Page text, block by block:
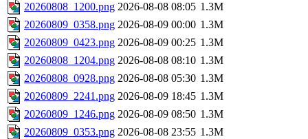
20260808_1200.png 2026-08-08 08:05 1.3M
20260809_0358.png 2026-08-09 00:00 1.3M
20260809_0423.png 2026-08-09 00:25 1.3M
20260808_1204.png 2026-08-08 08:10 1.3M
20260808_0928.png 2026-08-08 05:30 1.3M
20260809_2241.png 2026-08-09 18:45 1.3M
20260809_1246.png 2026-08-09 08:50 1.3M
20260809_0353.png 2026-08-08 23:55 1.3M